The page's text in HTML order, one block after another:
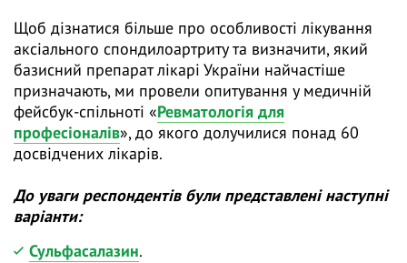
Щоб дізнатися більше про особливості лікування
аксіального спондилоартриту та визначити, який
базисний препарат лікарі України найчастіше
призначають, ми провели опитування у медичній
фейсбук-спільноті «Ревматологія для
професіоналів», до якого долучилися понад 60
досвідчених лікарів.
До уваги респондентів були представлені наступні
варіанти:
Сульфасалазин.